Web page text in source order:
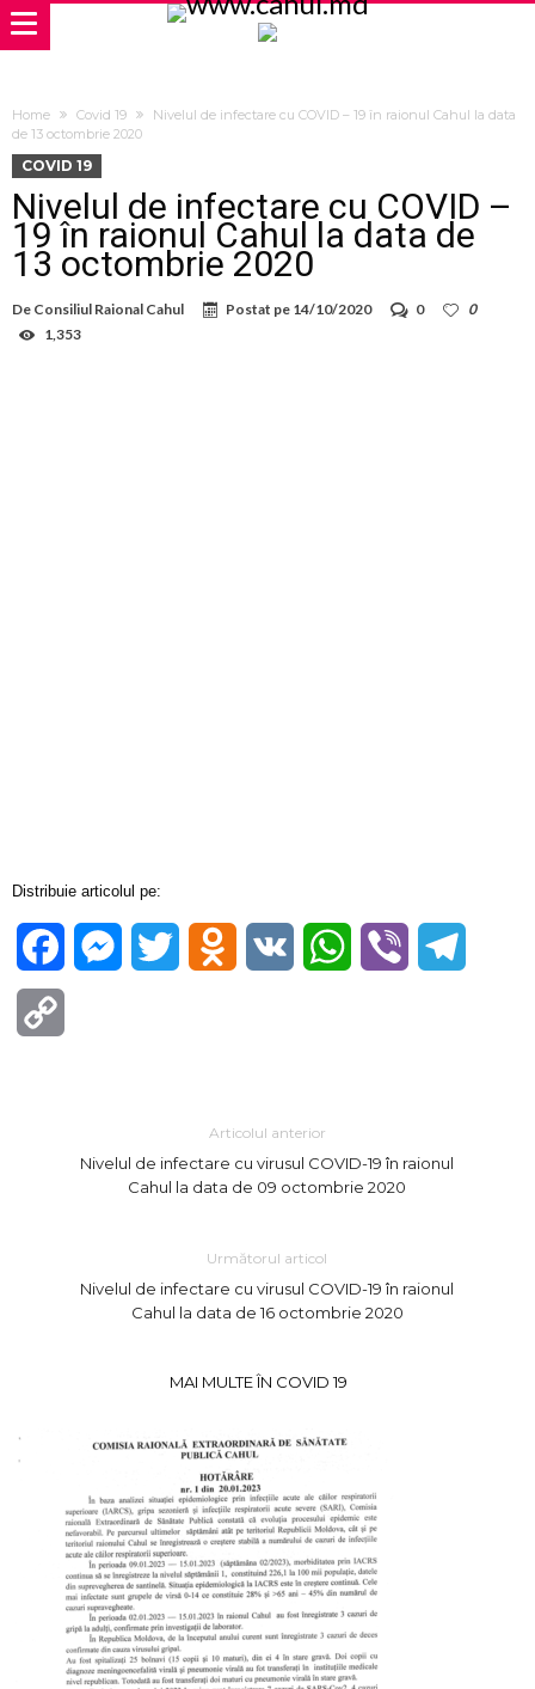
Home Covid 19
Nivelul de infectare cu COVID – 19 în raionul Cahul la data
de 13 octombrie 2020
COVID 19
Nivelul de infectare cu COVID –
19 în raionul Cahul la data de
13 octombrie 2020
De Consiliul Raional Cahul Postat pe 14/10/2020 0
0
1,353
Distribuie articolul pe:
FacebookMessenger
Twitter Odnoklassniki
VK WhatsApp
Viber
Articolul anterior
Nivelul de infectare cu virusul COVID-19 în raionul
Cahul la data de 09 octombrie 2020
Următorul articol
Nivelul de infectare cu virusul COVID-19 în raionul
Cahul la data de 16 octombrie 2020
MAI MULTE ÎN COVID 19